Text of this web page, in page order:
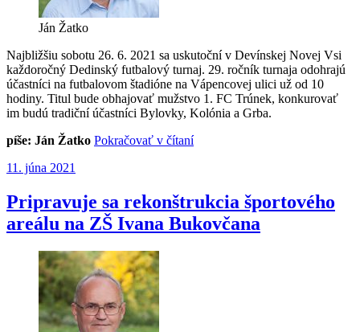
Ján Žatko
Najbližšiu sobotu 26. 6. 2021 sa uskutoční v Devínskej Novej Vsi
každoročný Dedinský futbalový turnaj. 29. ročník turnaja odohrajú
účastníci na futbalovom štadióne na Vápencovej ulici už od 10
hodiny. Titul bude obhajovať mužstvo 1. FC Trúnek, konkurovať
im budú tradiční účastníci Bylovky, Kolónia a Grba.
píše: Ján Žatko Pokračovať v čítaní„Pozvánka
turnaj“
Publikované
11. júna 2021
Pripravuje sa rekonštrukcia športového
areálu na ZŠ Ivana Bukovčana